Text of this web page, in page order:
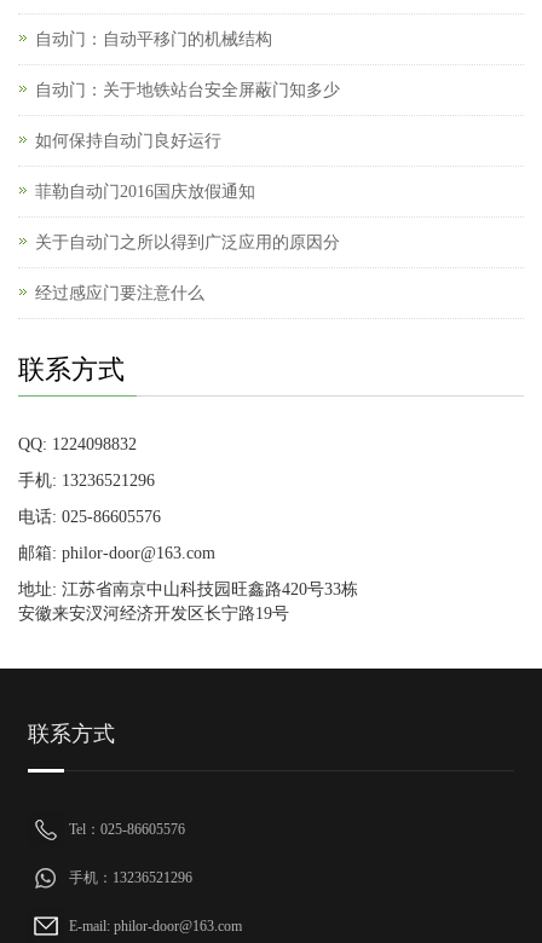
自动门：自动平移门的机械结构
自动门：关于地铁站台安全屏蔽门知多少
如何保持自动门良好运行
菲勒自动门2016国庆放假通知
关于自动门之所以得到广泛应用的原因分
经过感应门要注意什么
联系方式
QQ: 1224098832
手机: 13236521296
电话: 025-86605576
邮箱: philor-door@163.com
地址: 江苏省南京中山科技园旺鑫路420号33栋
安徽来安汊河经济开发区长宁路19号
联系方式
Tel：025-86605576
手机：13236521296
E-mail: philor-door@163.com